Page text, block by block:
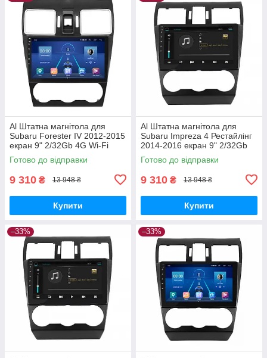
Al Штатна магнітола для
Subaru Forester IV 2012-2015
екран 9" 2/32Gb 4G Wi-Fi
GPS Top Android
Готово до відправки
9 310 ₴ 13 948 ₴
Купити
Al Штатна магнітола для
Subaru Impreza 4 Рестайлінг
2014-2016 екран 9" 2/32Gb
4G Wi-Fi GPS Top Android
Готово до відправки
9 310 ₴ 13 948 ₴
Купити
–33% –33%